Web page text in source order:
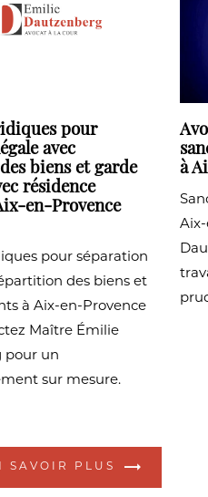
pour
avec
biens et garde
résidence
en-Provence
pour séparation
des biens et
à Aix-en-Provence
Maître Émilie
pour un
sur mesure.
SAVOIR PLUS
à